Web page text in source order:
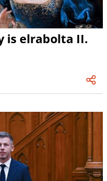
is elrabolta II.